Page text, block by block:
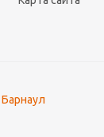
Барнаул